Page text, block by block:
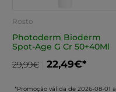
Rosto
Photoderm Bioderm
Spot-Age G Cr 50+40Ml
29,99€
22,49€*
*Promoção válida de 2026-08-01 a